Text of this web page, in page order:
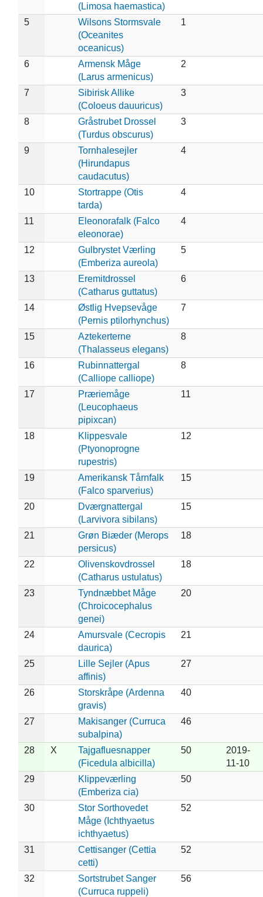
(Limosa haemastica)
5
Wilsons Stormsvale
(Oceanites
oceanicus)
1
6
Armensk Måge
(Larus armenicus)
2
7
Sibirisk Allike
(Coloeus dauuricus)
3
8
Gråstrubet Drossel
(Turdus obscurus)
3
9
Tornhalesejler
(Hirundapus
caudacutus)
4
10
Stortrappe (Otis
tarda)
4
11
Eleonorafalk (Falco
eleonorae)
4
12
Gulbrystet Værling
(Emberiza aureola)
5
13
Eremitdrossel
(Catharus guttatus)
6
14
Østlig Hvepsevåge
(Pernis ptilorhynchus)
7
15
Aztekerterne
(Thalasseus elegans)
8
16
Rubinnattergal
(Calliope calliope)
8
17
Præriemåge
(Leucophaeus
pipixcan)
11
18
Klippesvale
(Ptyonoprogne
rupestris)
12
19
Amerikansk Tårnfalk
(Falco sparverius)
15
20
Dværgnattergal
(Larvivora sibilans)
15
21
Grøn Biæder (Merops
persicus)
18
22
Olivenskovdrossel
(Catharus ustulatus)
18
23
Tyndnæbbet Måge
(Chroicocephalus
genei)
20
24
Amursvale (Cecropis
daurica)
21
25
Lille Sejler (Apus
affinis)
27
26
Storskråpe (Ardenna
gravis)
40
27
Makisanger (Curruca
subalpina)
46
28 X
Tajgafluesnapper
(Ficedula albicilla)
50
2019-
11-10
29
Klippeværling
(Emberiza cia)
50
30
Stor Sorthovedet
Måge (Ichthyaetus
ichthyaetus)
52
31
Cettisanger (Cettia
cetti)
52
32
Sortstrubet Sanger
(Curruca ruppeli)
56